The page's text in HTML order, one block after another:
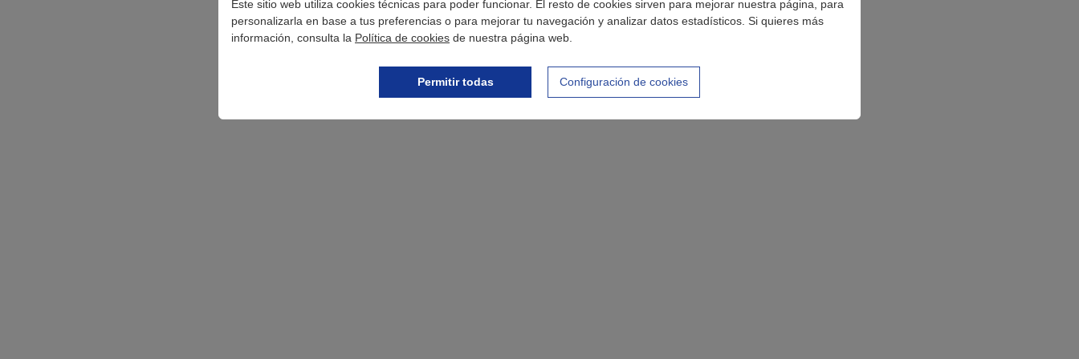
Este sitio web utiliza cookies técnicas para poder funcionar. El resto de cookies sirven para mejorar nuestra página, para
personalizarla en base a tus preferencias o para mejorar tu navegación y analizar datos estadísticos. Si quieres más
información, consulta la Política de cookies de nuestra página web.
Permitir todas Configuración de cookies